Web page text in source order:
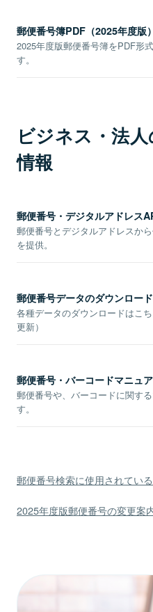
郵便番号簿PDF（2025年度版）
2025年度版郵便番号簿をPDF形
す。
ビジネス・法
情報
郵便番号・デジタルアドレス
郵便番号とデジタルアドレスか
を提供。
郵便番号データのダウンロード
各種データのダウンロードはこ
更新）
郵便番号・バーコードマニュ
郵便番号や、バーコードに関す
す。
郵便番号検索に使用されてい
2025年度版郵便番号の変更案